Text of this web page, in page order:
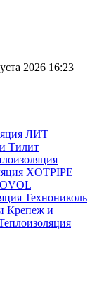
2026 16:23
ЛИТ
Тилит
XOTPIPE
Технониколь
Крепеж и